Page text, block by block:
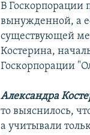
В Госкорпорации
вынужденной, а
существующей
Костерина,
Госкорпорации
Александра
то выяснилось,
а учитывали